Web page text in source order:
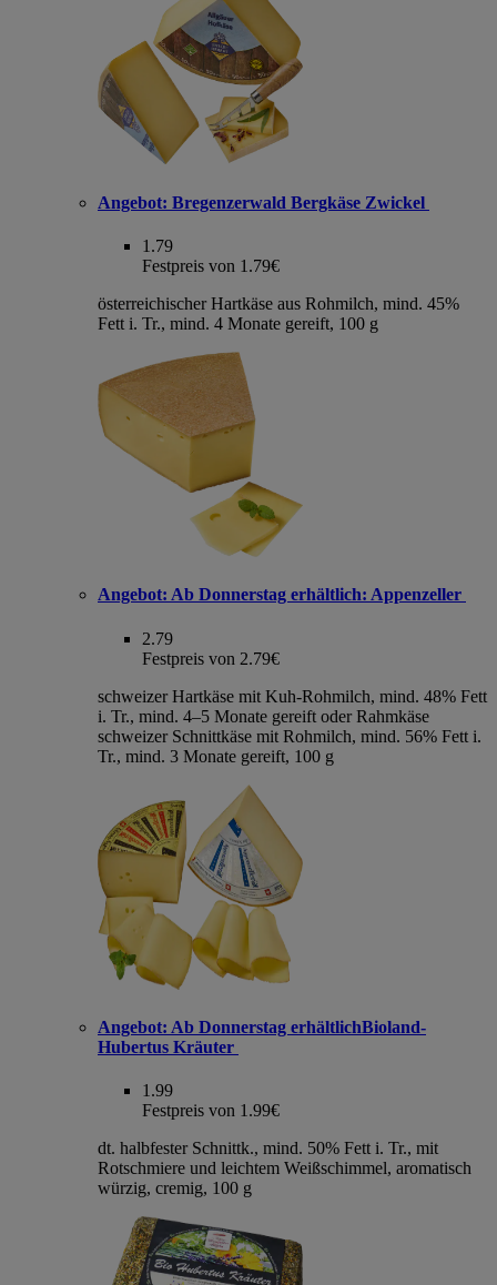
Angebot: Bregenzerwald Bergkäse Zwickel
1.79
Festpreis von 1.79€
österreichischer Hartkäse aus Rohmilch, mind. 45%
Fett i. Tr., mind. 4 Monate gereift, 100 g
Angebot: Ab Donnerstag erhältlich: Appenzeller
2.79
Festpreis von 2.79€
schweizer Hartkäse mit Kuh-Rohmilch, mind. 48% Fett
i. Tr., mind. 4–5 Monate gereift oder Rahmkäse
schweizer Schnittkäse mit Rohmilch, mind. 56% Fett i.
Tr., mind. 3 Monate gereift, 100 g
Angebot: Ab Donnerstag erhältlichBioland-
Hubertus Kräuter
1.99
Festpreis von 1.99€
dt. halbfester Schnittk., mind. 50% Fett i. Tr., mit
Rotschmiere und leichtem Weißschimmel, aromatisch
würzig, cremig, 100 g